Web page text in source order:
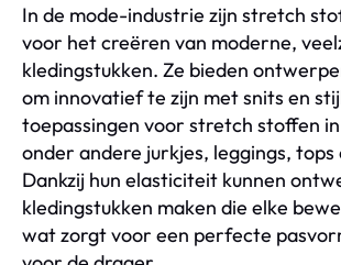
In de mode-industrie zijn stretch
voor het creëren van moderne,
kledingstukken. Ze bieden
om innovatief te zijn met snits en
toepassingen voor stretch stoffen
onder andere jurkjes, leggings, tops
Dankzij hun elasticiteit kunnen
kledingstukken maken die elke
wat zorgt voor een perfecte